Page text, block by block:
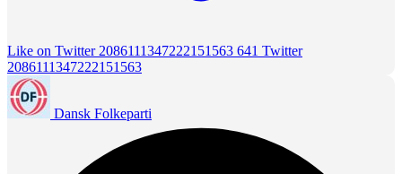
Like on Twitter 2086111347222151563 641 Twitter
2086111347222151563
Dansk Folkeparti